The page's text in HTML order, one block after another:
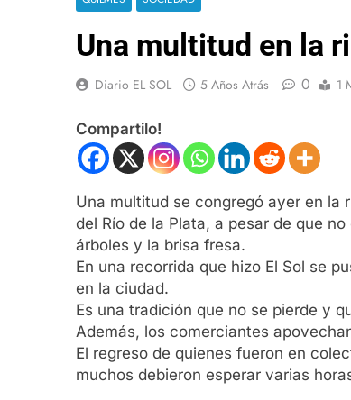
Una multitud en la
Diario EL SOL 5 Años Atrás 0 1
Compartilo!
Una multitud se congregó ayer en la
del Río de la Plata, a pesar de que
árboles y la brisa fresa.
En una recorrida que hizo El Sol se
en la ciudad.
Es una tradición que no se pierde y
Además, los comerciantes
El regreso de quienes fueron en
muchos debieron esperar varias